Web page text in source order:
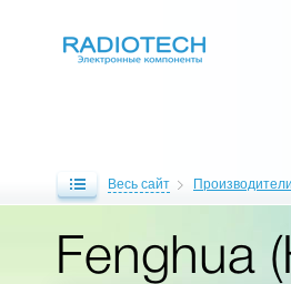
Весь сайт Производители
Fenghua